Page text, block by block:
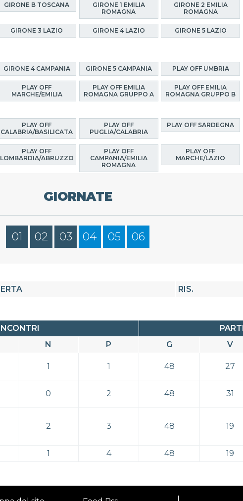
GIRONE B TOSCANA
GIRONE 1 EMILIA
ROMAGNA
GIRONE 2 EMILIA
ROMAGNA
GIRONE 3 LAZIO GIRONE 4 LAZIO GIRONE 5 LAZIO
GIRONE 4 CAMPANIA GIRONE 5 CAMPANIA PLAY OFF UMBRIA
PLAY OFF
MARCHE/EMILIA
PLAY OFF EMILIA
ROMAGNA GRUPPO A
PLAY OFF EMILIA
ROMAGNA GRUPPO B
PLAY OFF
CALABRIA/BASILICATA
PLAY OFF
PUGLIA/CALABRIA
PLAY OFF SARDEGNA
PLAY OFF
LOMBARDIA/ABRUZZO
PLAY OFF
CAMPANIA/EMILIA
ROMAGNA
PLAY OFF
MARCHE/LAZIO
GIORNATE
01 02 03 04 05 06
RIS.
INCONTRI
N P G V
1 1 48 27
0 2 48 31
2 3 48 19
1 4 48 19